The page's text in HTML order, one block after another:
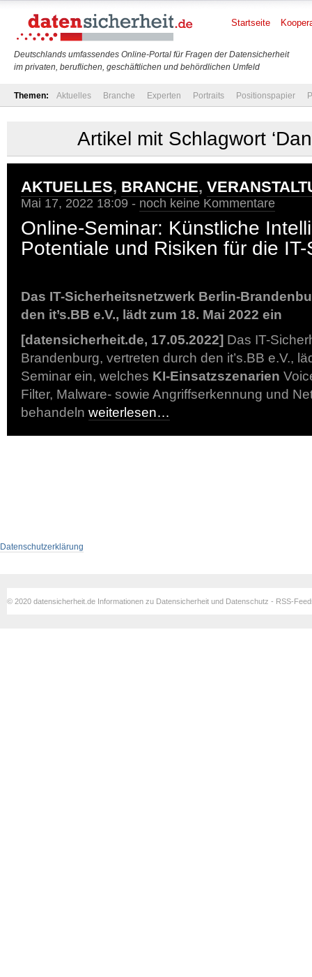
Deutschlands umfassendes Online-Portal für Fragen der Datensicherheit
im privaten, beruflichen, geschäftlichen und behördlichen Umfeld
Startseite
Themen: Aktuelles Branche Experten Portraits Positionspapier
Artikel mit Schlagwort
AKTUELLES, BRANCHE,
Mai 17, 2022 18:09 - noch keine Kommentare
Online-Seminar: Künstliche
Potentiale und Risiken für die
Das IT-Sicherheitsnetzwerk Berlin-
den it’s.BB e.V., lädt zum 18. Mai 2022 ein
[datensicherheit.de, 17.05.2022] Das IT-
Brandenburg, vertreten durch den it’s.BB e.V.,
Seminar ein, welches KI-Einsatzszenarien
Filter, Malware- sowie Angriffserkennung und
behandeln weiterlesen…
Datenschutzerklärung
© 2020 datensicherheit.de Informationen zu Datensicherheit und Datenschutz - RSS-